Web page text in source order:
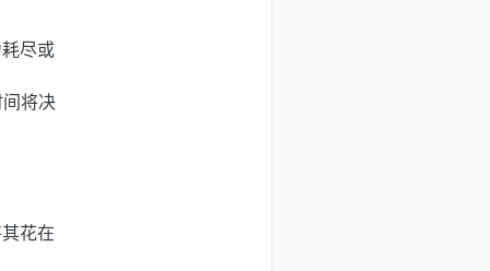
尽或
将决
花在